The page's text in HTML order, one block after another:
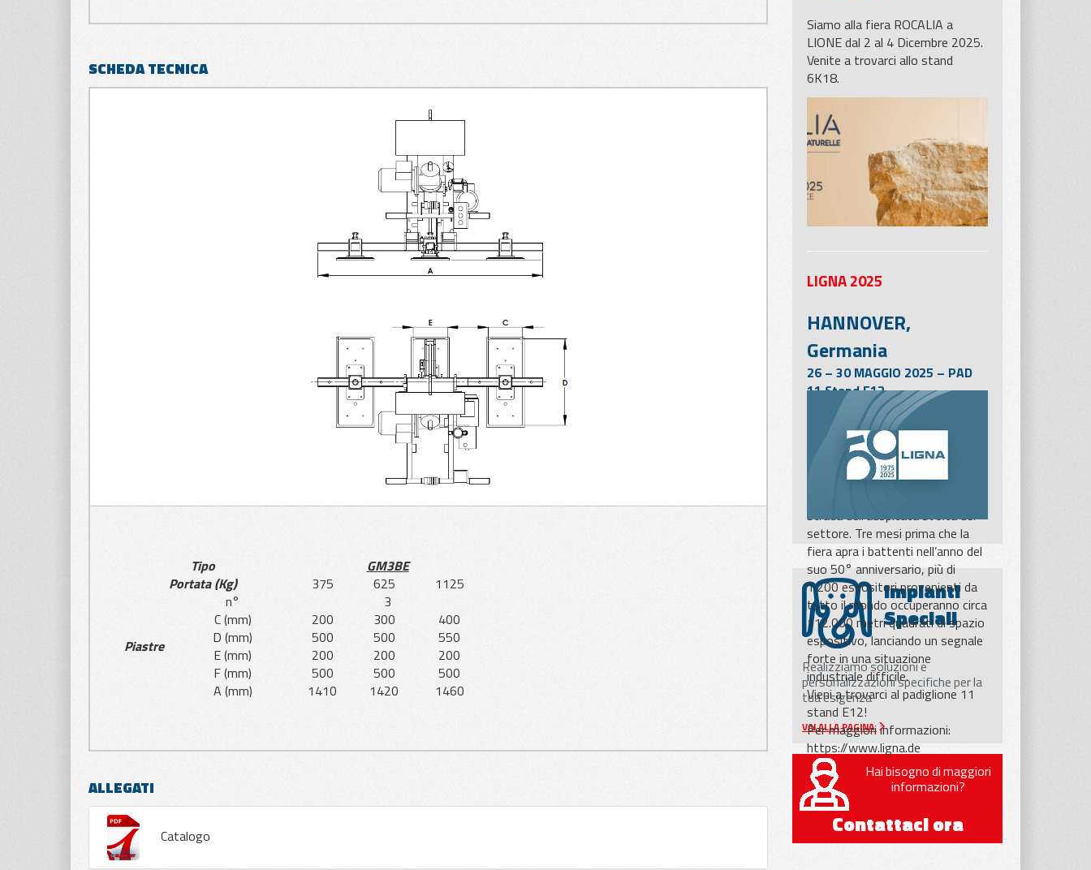
SCHEDA TECNICA
Tipo
GM3BE
Portata (Kg)
375 625 1125
Piastre
n°
3
C (mm)
200 300
400
D (mm)
500 500
550
E (mm)
200 200
200
F (mm)
500 500
500
A (mm)
1410 1420 1460
ALLEGATI
Catalogo
Siamo alla fiera ROCALIA a
LIONE dal 2 al 4 Dicembre 2025.
Venite a trovarci allo stand
6K18.
LIGNA 2025
HANNOVER,
Germania
26 – 30 MAGGIO 2025 – PAD
11 Stand E12
La LIGNA di Hannover, che si
terrà dal 26 al 30 maggio 2025,
sarà una delle pietre miliari più
importanti per l’industria della
lavorazione e della
strada dell’auspicata svolta del
settore. Tre mesi prima che la
fiera apra i battenti nell’anno del
suo 50° anniversario, più di
1.200 espositori provenienti da
tutto il mondo occuperanno circa
112.000 metri quadrati di spazio
espositivo, lanciando un segnale
forte in una situazione
industriale difficile.
Vieni a trovarci al padiglione 11
stand E12!
Per maggiori informazioni:
https://www.ligna.de
Impianti
Speciali
Realizziamo soluzioni e
personalizzazioni specifiche per la
tua esigenza
VAI ALLA PAGINA
Hai bisogno di maggiori
informazioni?
Contattaci ora